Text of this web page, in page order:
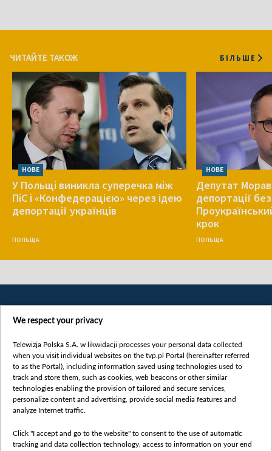
ЧИТАЙТЕ ТАКОЖ БІЛЬШЕ
НОВЕ
У Польщі виникла суперечка між
ПіС і «Конфедерацією» через ідею
депортації українців
ПОЛЬЩА
НОВЕ
Депутат
депортації
крок
ПОЛЬЩА
Категорії
Новини
Докладно
Погляд
We respect your privacy
Telewizja Polska S.A. w likwidacji processes your personal data collected
when you visit individual websites on the tvp.pl Portal (hereinafter referred
to as the Portal), including information saved using technologies used to
track and store them, such as cookies, web beacons or other similar
technologies enabling the provision of tailored and secure services,
personalize content and advertising, provide social media features and
analyze Internet traffic.
Click "I accept and go to the website" to consent to the use of automatic
tracking and data collection technology, access to information on your end